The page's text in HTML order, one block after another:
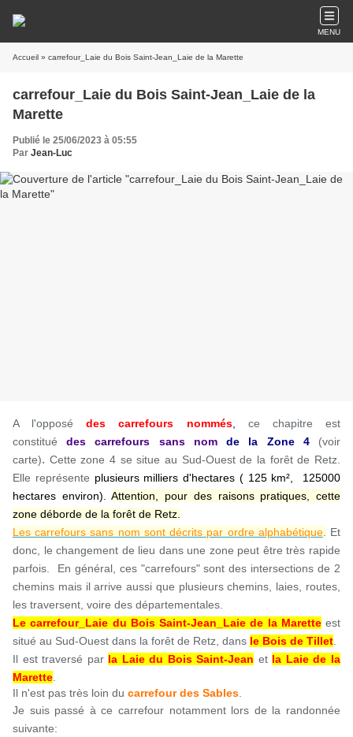
MENU
Accueil » carrefour_Laie du Bois Saint-Jean_Laie de la Marette
carrefour_Laie du Bois Saint-Jean_Laie de la
Marette
Publié le 25/06/2023 à 05:55
Par Jean-Luc
A l'opposédes carrefours nommés,
ce chapitre est
constitué
des carrefours sans nom de la Zone 4
(voir
carte). Cette zone 4 se situe au Sud-Ouest de la forêt de Retz.
Elle représente plusieurs milliers d'hectares ( 125 km², 125000
hectares environ).Attention, pour des raisons pratiques, cette
zone déborde de la forêt de Retz.
Les carrefours sans nom sont décrits par ordre alphabétique.
Et
donc, le changement de lieu dans une zone peut être très rapide
parfois. En général, ces "carrefours" sont des intersections de 2
chemins mais il arrive aussi que plusieurs chemins, laies, routes,
les traversent, voire des départementales.
Le carrefour_Laie du Bois Saint-Jean_Laie de la Maretteest
situé au Sud-Ouest dans la forêt de Retz, dans le Bois de Tillet
Il est traversé par la Laie du Bois Saint-Jean et la Laie de la
Marette
Il n'est pas très loin du carrefour des Sables
Je suis passé à ce carrefour notamment lors de la randonnée
suivante: